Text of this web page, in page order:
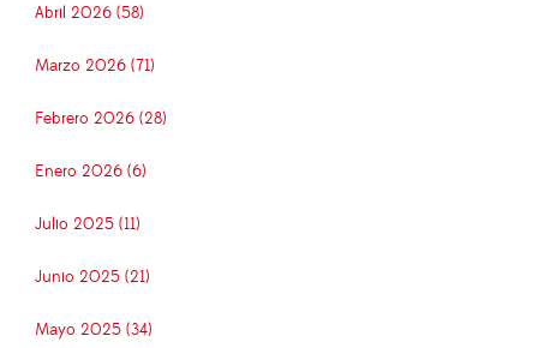
Abril 2026 (58)
Marzo 2026 (71)
Febrero 2026 (28)
Enero 2026 (6)
Julio 2025 (11)
Junio 2025 (21)
Mayo 2025 (34)